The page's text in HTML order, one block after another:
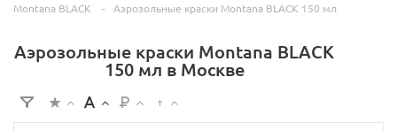
Montana BLACK
- Аэрозольные краски Montana BLACK 150 мл
Аэрозольные краски Montana BLACK
150 мл в Москве